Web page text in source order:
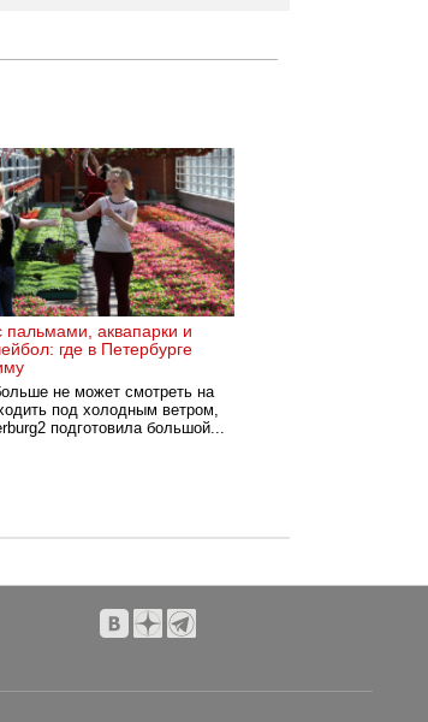
аквапарки и
где в Петербурге
не может смотреть на
под холодным ветром,
подготовила большой...